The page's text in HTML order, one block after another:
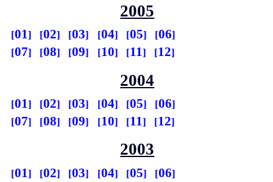
2005
01 02 03 04 05
06
07
08 09 10 11 12
2004
01 02 03 04 05
06
07
08 09 10 11 12
2003
01 02 03 04 05
06